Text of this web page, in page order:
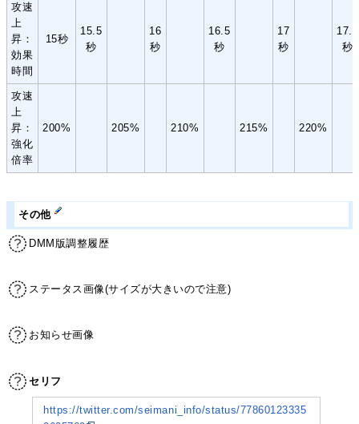
攻速
上
昇：
効果
時間
15秒
15.5
秒
16
秒
16.5
秒
17
秒
17.5
秒
攻速
上
昇：
強化
倍率
200% 205% 210% 215% 220%
その他
DMM版調整履歴
ステータス画像(サイズが大きいので注意)
お知らせ画像
セリフ
https://twitter.com/seimani_info/status/77860123335